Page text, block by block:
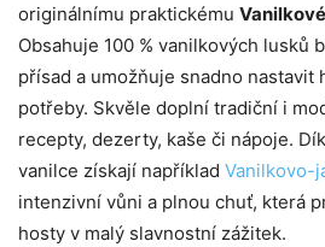
originálnímu praktickému
Obsahuje 100 % vanilkových lusků
přísad a umožňuje snadno nastavit
potřeby. Skvěle doplní tradiční i
recepty, dezerty, kaše či nápoje.
vanilce získají například Vanilkovo-
intenzivní vůni a plnou chuť, která
hosty v malý slavnostní zážitek.